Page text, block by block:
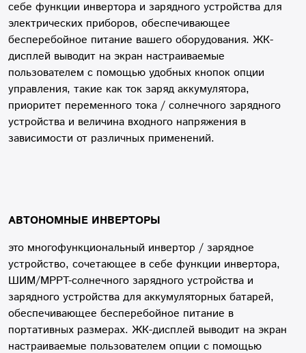
себе функции инвертора и зарядного устройства для
электрических приборов, обеспечивающее
бесперебойное питание вашего оборудования. ЖК-
дисплей выводит на экран настраиваемые
пользователем с помощью удобных кнопок опции
управления, такие как ток заряд аккумулятора,
приоритет переменного тока / солнечного зарядного
устройства и величина входного напряжения в
зависимости от различных применений.
АВТОНОМНЫЕ ИНВЕРТОРЫ
это многофункциональный инвертор / зарядное
устройство, сочетающее в себе функции инвертора,
ШИМ/МРРТ-солнечного зарядного устройства и
зарядного устройства для аккумуляторных батарей,
обеспечивающее бесперебойное питание в
портативных размерах. ЖК-дисплей выводит на экран
настраиваемые пользователем опции с помощью